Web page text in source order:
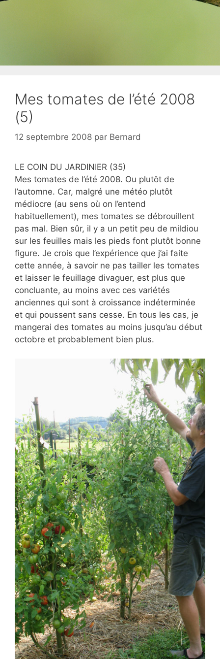
Mes tomates de l’été 2008
(5)
12 septembre 2008 par Bernard
LE COIN DU JARDINIER (35)
Mes tomates de l’été 2008. Ou plutôt de
l’automne. Car, malgré une météo plutôt
médiocre (au sens où on l’entend
habituellement), mes tomates se débrouillent
pas mal. Bien sûr, il y a un petit peu de mildiou
sur les feuilles mais les pieds font plutôt bonne
figure. Je crois que l’expérience que j’ai faite
cette année, à savoir ne pas tailler les tomates
et laisser le feuillage divaguer, est plus que
concluante, au moins avec ces variétés
anciennes qui sont à croissance indéterminée
et qui poussent sans cesse. En tous les cas, je
mangerai des tomates au moins jusqu’au début
octobre et probablement bien plus.